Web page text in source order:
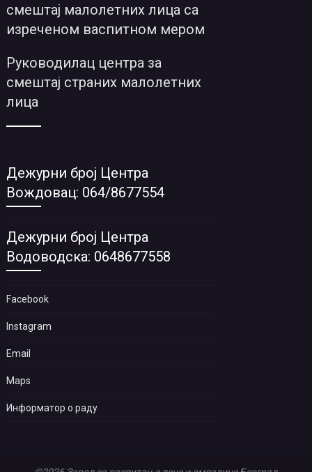
смештај малолетних лица са
изреченом васпитном мером
Руководилац центра за
смештај страних малолетних
лица
Дежурни број Центра
Вождовац: 064/8677554
Дежурни број Центра
Водоводска: 0648677558
Facebook
Instagram
Email
Maps
Информатор о раду